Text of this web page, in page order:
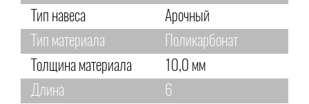
Тип навеса
Арочный
Тип материала
Поликарбонат
Толщина материала
10,0 мм
Длина
6